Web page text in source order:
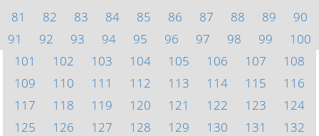
81
82 83 84 85 86 87 88 89
90
91
92 93 94 95 96 97 98 99
100
101
102 103 104 105 106 107
108
109
110 111 112 113 114 115
116
117
118 119 120 121 122 123
124
125
126 127 128 129 130 131
132